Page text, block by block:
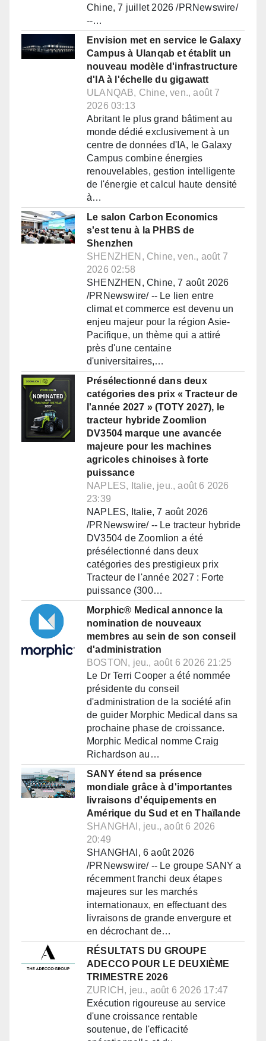
Chine, 7 juillet 2026 /PRNewswire/
--…
Envision met en service le Galaxy
Campus à Ulanqab et établit un
nouveau modèle d'infrastructure
d'IA à l'échelle du gigawatt
ULANQAB, Chine, ven., août 7
2026 03:13
Abritant le plus grand bâtiment au
monde dédié exclusivement à un
centre de données d'IA, le Galaxy
Campus combine énergies
renouvelables, gestion intelligente
de l'énergie et calcul haute densité
à…
Le salon Carbon Economics
s'est tenu à la PHBS de
Shenzhen
SHENZHEN, Chine, ven., août 7
2026 02:58
SHENZHEN, Chine, 7 août 2026
/PRNewswire/ -- Le lien entre
climat et commerce est devenu un
enjeu majeur pour la région Asie-
Pacifique, un thème qui a attiré
près d'une centaine
d'universitaires,…
Présélectionné dans deux
catégories des prix « Tracteur de
l'année 2027 » (TOTY 2027), le
tracteur hybride Zoomlion
DV3504 marque une avancée
majeure pour les machines
agricoles chinoises à forte
puissance
NAPLES, Italie, jeu., août 6 2026
23:39
NAPLES, Italie, 7 août 2026
/PRNewswire/ -- Le tracteur hybride
DV3504 de Zoomlion a été
présélectionné dans deux
catégories des prestigieux prix
Tracteur de l'année 2027 : Forte
puissance (300…
Morphic® Medical annonce la
nomination de nouveaux
membres au sein de son conseil
d'administration
BOSTON, jeu., août 6 2026 21:25
Le Dr Terri Cooper a été nommée
présidente du conseil
d'administration de la société afin
de guider Morphic Medical dans sa
prochaine phase de croissance.
Morphic Medical nomme Craig
Richardson au…
SANY étend sa présence
mondiale grâce à d'importantes
livraisons d'équipements en
Amérique du Sud et en Thaïlande
SHANGHAI, jeu., août 6 2026
20:49
SHANGHAI, 6 août 2026
/PRNewswire/ -- Le groupe SANY a
récemment franchi deux étapes
majeures sur les marchés
internationaux, en effectuant des
livraisons de grande envergure et
en décrochant de…
RÉSULTATS DU GROUPE
ADECCO POUR LE DEUXIÈME
TRIMESTRE 2026
ZURICH, jeu., août 6 2026 17:47
Exécution rigoureuse au service
d'une croissance rentable
soutenue, de l'efficacité